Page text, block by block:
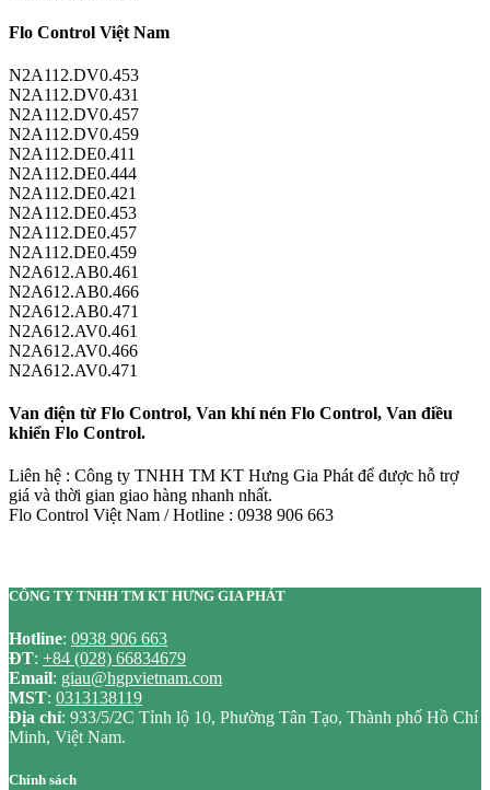
Flo Control Việt Nam
N2A112.DV0.453
N2A112.DV0.431
N2A112.DV0.457
N2A112.DV0.459
N2A112.DE0.411
N2A112.DE0.444
N2A112.DE0.421
N2A112.DE0.453
N2A112.DE0.457
N2A112.DE0.459
N2A612.AB0.461
N2A612.AB0.466
N2A612.AB0.471
N2A612.AV0.461
N2A612.AV0.466
N2A612.AV0.471
Van điện từ Flo Control, Van khí nén Flo Control, Van điều
khiển Flo Control.
Liên hệ : Công ty TNHH TM KT Hưng Gia Phát để được hỗ trợ
giá và thời gian giao hàng nhanh nhất.
Flo Control Việt Nam / Hotline : 0938 906 663
CÔNG TY TNHH TM KT HƯNG GIA PHÁT
Hotline: 0938 906 663
ĐT: +84 (028) 66834679
Email: giau@hgpvietnam.com
MST: 0313138119
Địa chỉ: 933/5/2C Tỉnh lộ 10, Phường Tân Tạo, Thành phố Hồ Chí
Minh, Việt Nam.
Chính sách